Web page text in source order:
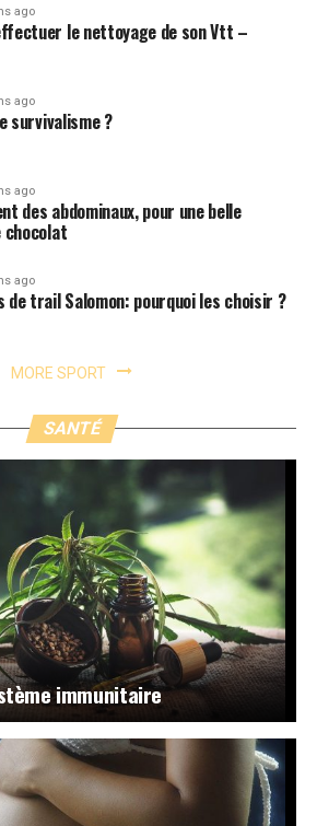
ago
le nettoyage de son Vtt –
ago
survivalisme ?
ago
des abdominaux, pour une belle
ago
de trail Salomon: pourquoi les choisir ?
MORE SPORT
SANTÉ
immunitaire